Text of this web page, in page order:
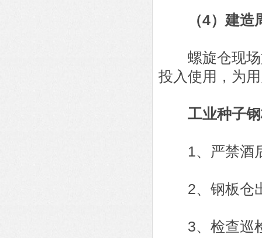
（4）建造
螺旋仓现场
投入使用，为
工业种子
1、严禁酒
2、钢板仓出
3、检查巡检